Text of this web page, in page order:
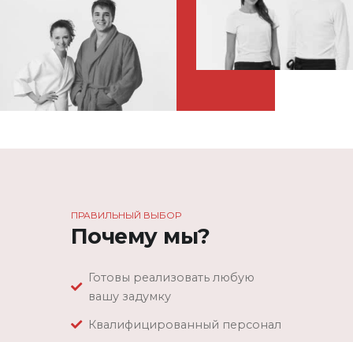
ПРАВИЛЬНЫЙ ВЫБОР
Почему мы?
Готовы реализовать любую
вашу задумку
Квалифицированный персонал